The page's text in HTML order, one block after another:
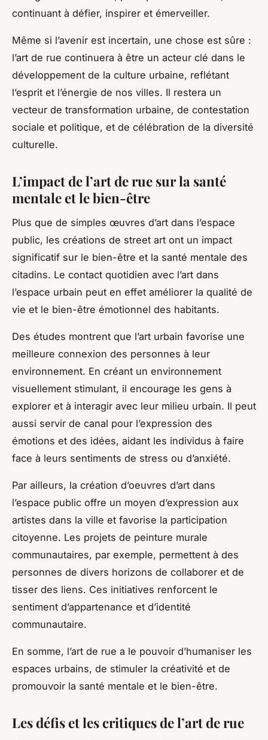
continuant à défier, inspirer et émerveiller.
Même si l’avenir est incertain, une chose est sûre :
l’art de rue continuera à être un acteur clé dans le
développement de la culture urbaine, reflétant
l’esprit et l’énergie de nos villes. Il restera un
vecteur de transformation urbaine, de contestation
sociale et politique, et de célébration de la diversité
culturelle.
L’impact de l’art de rue sur la santé
mentale et le bien-être
Plus que de simples œuvres d’art dans l’espace
public, les créations de street art ont un impact
significatif sur le bien-être et la santé mentale des
citadins. Le contact quotidien avec l’art dans
l’espace urbain peut en effet améliorer la qualité de
vie et le bien-être émotionnel des habitants.
Des études montrent que l’art urbain favorise une
meilleure connexion des personnes à leur
environnement. En créant un environnement
visuellement stimulant, il encourage les gens à
explorer et à interagir avec leur milieu urbain. Il peut
aussi servir de canal pour l’expression des
émotions et des idées, aidant les individus à faire
face à leurs sentiments de stress ou d’anxiété.
Par ailleurs, la création d’oeuvres d’art dans
l’espace public offre un moyen d’expression aux
artistes dans la ville et favorise la participation
citoyenne. Les projets de peinture murale
communautaires, par exemple, permettent à des
personnes de divers horizons de collaborer et de
tisser des liens. Ces initiatives renforcent le
sentiment d’appartenance et d’identité
communautaire.
En somme, l’art de rue a le pouvoir d’humaniser les
espaces urbains, de stimuler la créativité et de
promouvoir la santé mentale et le bien-être.
Les défis et les critiques de l’art de rue